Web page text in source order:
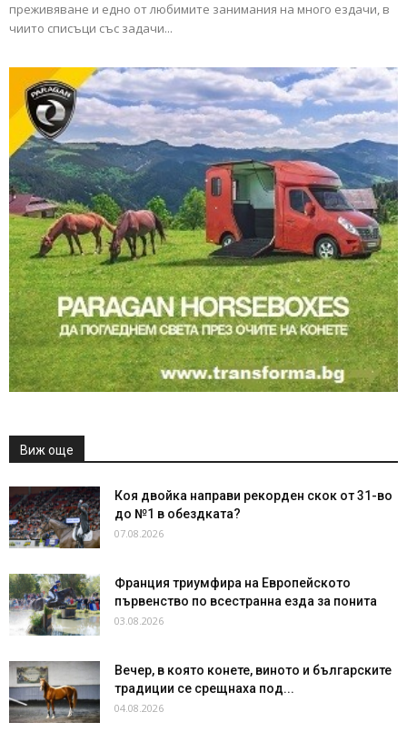
преживяване и едно от любимите занимания на много ездачи, в
чиито списъци със задачи...
Виж още
Коя двойка направи рекорден скок от 31-во
до №1 в обездката?
07.08.2026
Франция триумфира на Европейското
първенство по всестранна езда за понита
03.08.2026
Вечер, в която конете, виното и българските
традиции се срещнаха под...
04.08.2026